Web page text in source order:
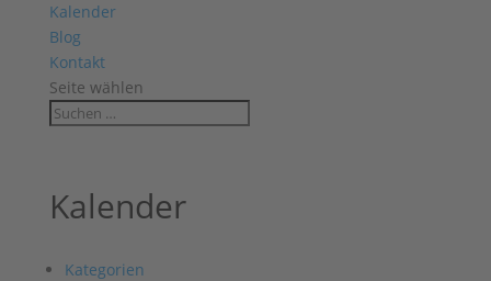
Kalender
Blog
Kontakt
Seite wählen
Kalender
Kategorien